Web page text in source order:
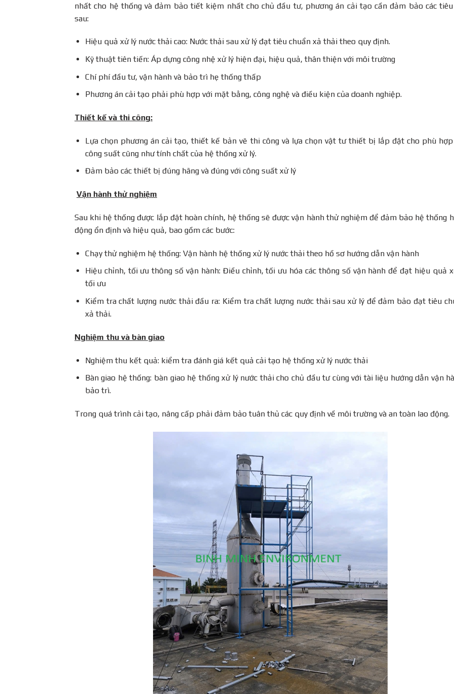
nhất cho hệ thống và đảm bảo tiết kiệm nhất cho chủ đầu tư, phương án cải tạo cần đảm bảo các
sau:
Hiệu quả xử lý nước thải cao: Nước thải sau xử lý đạt tiêu chuẩn xả thải theo quy định.
Kỹ thuật tiên tiến: Áp dựng công nhệ xử lý hiện đại, hiệu quả, thân thiện với môi trường
Chí phí đầu tư, vận hành và bảo trì hẹ thống thấp
Phương án cải tạo phải phù hợp với mặt bằng, công nghệ và điều kiện của doanh nghiệp.
Thiết kế và thi công:
Lựa chọn phương án cải tạo, thiết kế bản vẽ thi công và lựa chọn vật tư thiết bị lắp đặt cho phù
công suất cũng như tính chất của hệ thống xử lý.
Đảm bảo các thiết bị đúng hãng và đúng với công suất xử lý
Vận hành thử nghiệm
Sau khi hệ thống được lắp đặt hoàn chính, hệ thống sẽ được vận hành thử nghiệm để đảm bảo hệ thống
động ổn định và hiệu quả, bao gồm các bước:
Chạy thử nghiệm hệ thống: Vận hành hệ thống xử lý nước thải theo hồ sơ hướng dẫn vận hành
Hiệu chỉnh, tối ưu thông số vận hành: Điều chỉnh, tối ưu hóa các thông số vận hành để đạt hiệu quả
tối ưu
Kiểm tra chất lượng nước thải đầu ra: Kiểm tra chất lượng nước thải sau xử lý để đảm bảo đạt tiêu
xả thải.
Nghiệm thu và bàn giao
Nghiệm thu kết quả: kiểm tra đánh giá kết quả cải tạo hệ thống xử lý nước thải
Bàn giao hệ thống: bàn giao hệ thống xử lý nước thải cho chủ đầu tư cùng với tài liệu hướng dẫn vận
bảo trì.
Trong quá trình cải tạo, nâng cấp phải đảm bảo tuân thủ các quy định về môi trường và an toàn lao động.